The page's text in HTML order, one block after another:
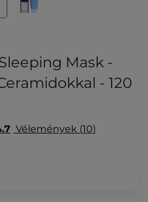
Mask -
- 120
Vélemények 10